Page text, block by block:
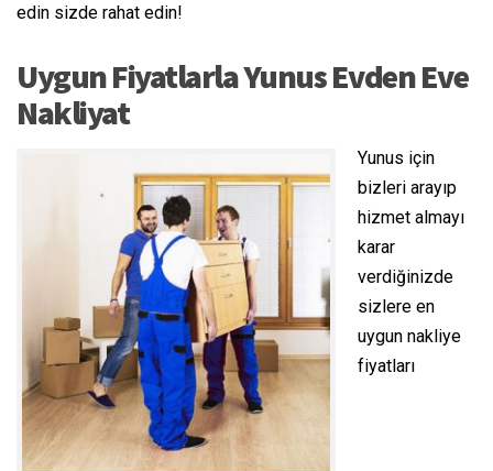
edin sizde rahat edin!
Uygun Fiyatlarla Yunus Evden Eve
Nakliyat
Yunus için
bizleri arayıp
hizmet almayı
karar
verdiğinizde
sizlere en
uygun nakliye
fiyatları